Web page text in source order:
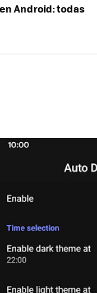
Android: todas